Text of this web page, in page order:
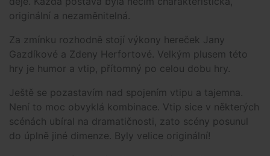
originální a nezaměnitelná.
Za zmínku rozhodně stojí výkony hereček Jany
Gazdíkové a Zdeny Herfortové. Velkým plusem této
hry je humor a vtip, přítomný po celou dobu hry.
Ještě se pozastavím nad spojením vtipu a tajemna.
Není to moc obvyklá kombinace. Vtip sice v některých
scénách ubíral na dramatičnosti, zato scény posunul
do úplně jiné dimenze. Byly velice originální!